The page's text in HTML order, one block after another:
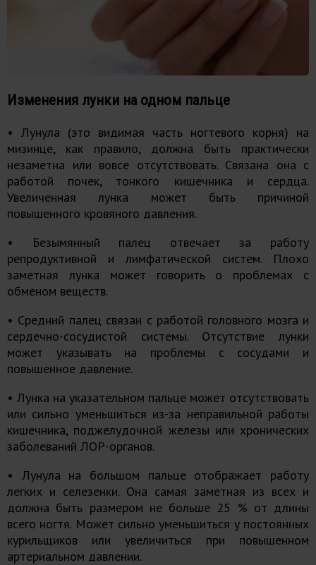
Изменения лунки на одном пальце
• Лунула (это видимая часть ногтевого корня) на
мизинце, как правило, должна быть практически
незаметна или вовсе отсутствовать. Связана она с
работой почек, тонкого кишечника и сердца.
Увеличенная лунка может быть причиной
повышенного кровяного давления.
• Безымянный палец отвечает за работу
репродуктивной и лимфатической систем. Плохо
заметная лунка может говорить о проблемах с
обменом веществ.
• Средний палец связан с работой головного мозга и
сердечно-сосудистой системы. Отсутствие лунки
может указывать на проблемы с сосудами и
повышенное давление.
• Лунка на указательном пальце может отсутствовать
или сильно уменьшиться из-за неправильной работы
кишечника, поджелудочной железы или хронических
заболеваний ЛОР-органов.
• Лунула на большом пальце отображает работу
легких и селезенки. Она самая заметная из всех и
должна быть размером не больше 25 % от длины
всего ногтя. Может сильно уменьшиться у постоянных
курильщиков или увеличиться при повышенном
артериальном давлении.